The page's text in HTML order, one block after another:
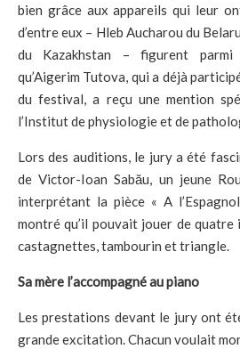
bien grâce aux appareils qui leur
d’entre eux – Hleb Aucharou du
du Kazakhstan – figurent
qu’Aigerim Tutova, qui a déjà
du festival, a reçu une mention
l’Institut de physiologie et de
Lors des auditions, le jury a été
de Victor-Ioan Sabău, un jeune
interprétant la pièce « A
montré qu’il pouvait jouer de quatre
castagnettes, tambourin et triangle.
Sa mère l’accompagné au piano
Les prestations devant le jury ont
grande excitation. Chacun voulait